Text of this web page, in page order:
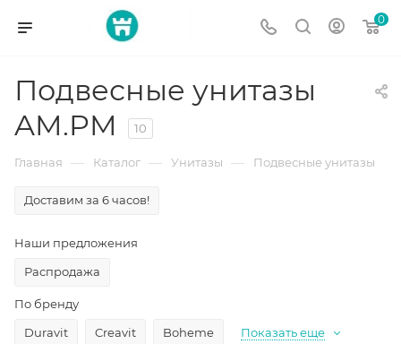
0
Подвесные унитазы
AM.PM
10
Главная — Каталог — Унитазы — Подвесные унитазы
Доставим за 6 часов!
Наши предложения
Распродажа
По бренду
Duravit
Creavit Boheme Показать еще